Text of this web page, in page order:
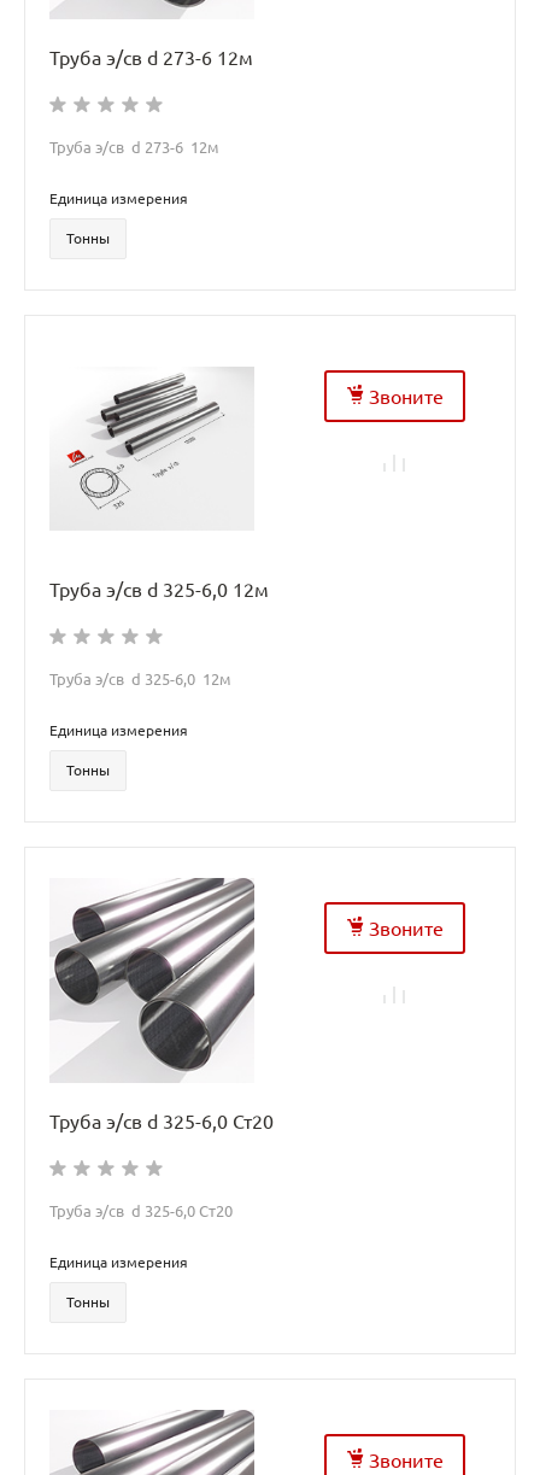
Труба э/св d 273-6 12м
Труба э/св d 273-6 12м
Единица измерения
Тонны
Звоните
Труба э/св d 325-6,0 12м
Труба э/св d 325-6,0 12м
Единица измерения
Тонны
Звоните
Труба э/св d 325-6,0 Ст20
Труба э/св d 325-6,0 Ст20
Единица измерения
Тонны
Звоните